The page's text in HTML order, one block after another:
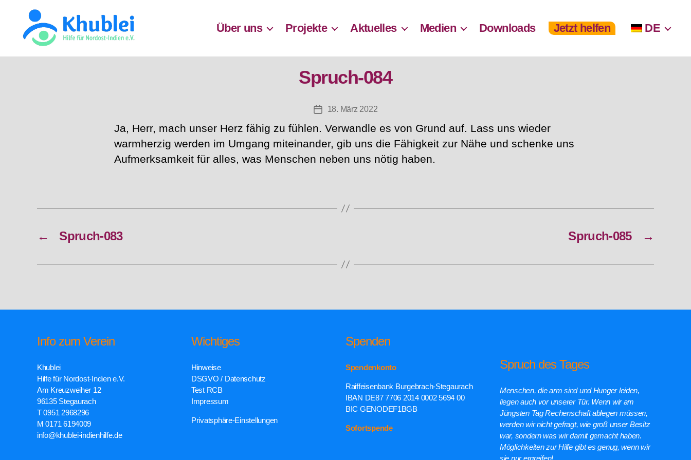
Khublei
Über uns Projekte Aktuelles Medien Downloads Jetzt helfen DE
Spruch-084
Beitragsdatum
18. März 2022
Ja, Herr, mach unser Herz fähig zu fühlen. Verwandle es von Grund auf. Lass uns wieder
warmherzig werden im Umgang miteinander, gib uns die Fähigkeit zur Nähe und schenke uns
Aufmerksamkeit für alles, was Menschen neben uns nötig haben.
← Spruch-083 →
Spruch-085
Info zum Verein
Khublei
Hilfe für Nordost-Indien e.V.
Am Kreuzweiher 12
96135 Stegaurach
T 0951 2968296
M 0171 6194009
info@khublei-indienhilfe.de
Wichtiges
Hinweise
DSGVO / Datenschutz
Test RCB
Impressum
Privatsphäre-Einstellungen
Spenden
Spendenkonto
Raiffeisenbank Burgebrach-Stegaurach
IBAN DE87 7706 2014 0002 5694 00
BIC GENODEF1BGB
Sofortspende
Spruch des Tages
Menschen, die arm sind und Hunger leiden,
liegen auch vor unserer Tür. Wenn wir am
Jüngsten Tag Rechenschaft ablegen müssen,
werden wir nicht gefragt, wie groß unser Besitz
war, sondern was wir damit gemacht haben.
Möglichkeiten zur Hilfe gibt es genug, wenn wir
sie nur ergreifen!